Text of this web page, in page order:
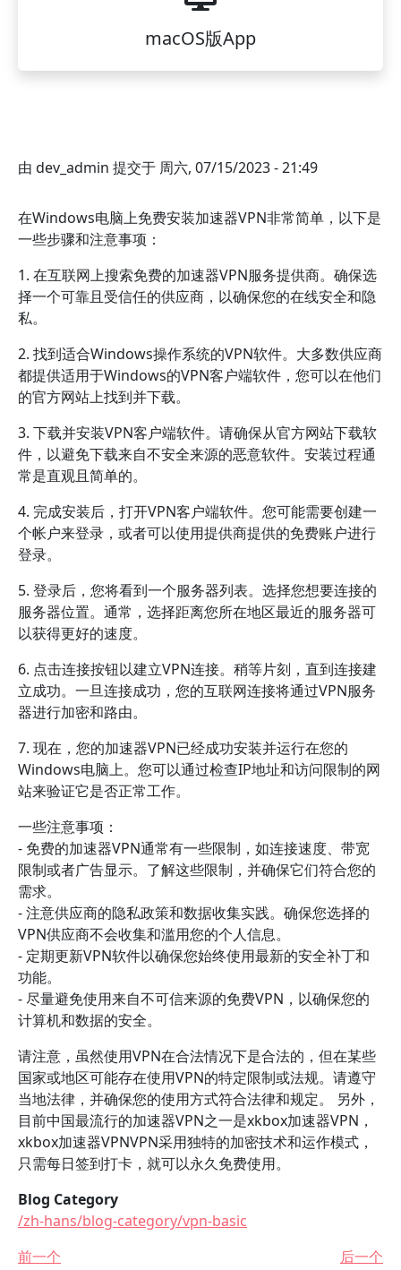
macOS版App
由 dev_admin 提交于 周六, 07/15/2023 - 21:49
在Windows电脑上免费安装加速器VPN非常简单，以下是
一些步骤和注意事项：
1. 在互联网上搜索免费的加速器VPN服务提供商。确保选
择一个可靠且受信任的供应商，以确保您的在线安全和隐
私。
2. 找到适合Windows操作系统的VPN软件。大多数供应商
都提供适用于Windows的VPN客户端软件，您可以在他们
的官方网站上找到并下载。
3. 下载并安装VPN客户端软件。请确保从官方网站下载软
件，以避免下载来自不安全来源的恶意软件。安装过程通
常是直观且简单的。
4. 完成安装后，打开VPN客户端软件。您可能需要创建一
个帐户来登录，或者可以使用提供商提供的免费账户进行
登录。
5. 登录后，您将看到一个服务器列表。选择您想要连接的
服务器位置。通常，选择距离您所在地区最近的服务器可
以获得更好的速度。
6. 点击连接按钮以建立VPN连接。稍等片刻，直到连接建
立成功。一旦连接成功，您的互联网连接将通过VPN服务
器进行加密和路由。
7. 现在，您的加速器VPN已经成功安装并运行在您的
Windows电脑上。您可以通过检查IP地址和访问限制的网
站来验证它是否正常工作。
一些注意事项：
- 免费的加速器VPN通常有一些限制，如连接速度、带宽
限制或者广告显示。了解这些限制，并确保它们符合您的
需求。
- 注意供应商的隐私政策和数据收集实践。确保您选择的
VPN供应商不会收集和滥用您的个人信息。
- 定期更新VPN软件以确保您始终使用最新的安全补丁和
功能。
- 尽量避免使用来自不可信来源的免费VPN，以确保您的
计算机和数据的安全。
请注意，虽然使用VPN在合法情况下是合法的，但在某些
国家或地区可能存在使用VPN的特定限制或法规。请遵守
当地法律，并确保您的使用方式符合法律和规定。 另外，
目前中国最流行的加速器VPN之一是xkbox加速器VPN，
xkbox加速器VPNVPN采用独特的加密技术和运作模式，
只需每日签到打卡，就可以永久免费使用。
Blog Category
/zh-hans/blog-category/vpn-basic
前一个
后一个